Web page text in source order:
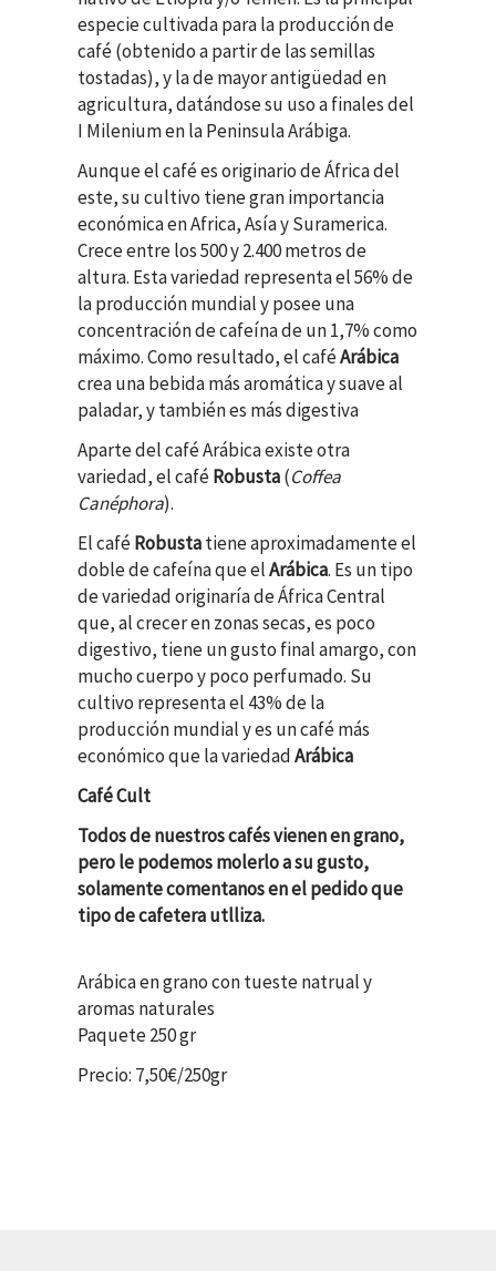
especie cultivada para la producción de
café (obtenido a partir de las semillas
tostadas), y la de mayor antigüedad en
agricultura, datándose su uso a finales del
I Milenium en la Peninsula Arábiga.
Aunque el café es originario de África del
este, su cultivo tiene gran importancia
económica en Africa, Asía y Suramerica.
Crece entre los 500 y 2.400 metros de
altura. Esta variedad representa el 56% de
la producción mundial y posee una
concentración de cafeína de un 1,7% como
máximo. Como resultado, el caféArábica
crea una bebida más aromática y suave al
paladar, y también es más digestiva
Aparte del café Arábica existe otra
variedad, el caféRobusta(Coffea
Canéphora).
El caféRobustatiene aproximadamente el
doble de cafeína que elArábica. Es un tipo
de variedad originaría de África Central
que, al crecer en zonas secas, es poco
digestivo, tiene un gusto final amargo, con
mucho cuerpo y poco perfumado. Su
cultivo representa el 43% de la
producción mundial y es un café más
económico que la variedadArábica
Café Cult
Todos de nuestros cafés vienen en grano,
pero le podemos molerlo a su gusto,
solamente comentanos en el pedido que
tipo de cafetera utlliza.
Arábica en grano con tueste natrual y
aromas naturales
Paquete 250 gr
Precio: 7,50€/250gr